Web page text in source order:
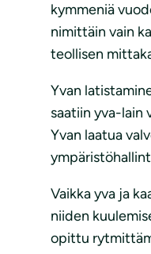
kymmeniä
nimittäin vain
teollisen
Yvan
saatiin yva-lain
Yvan laatua
Vaikka yva ja
niiden
opittu